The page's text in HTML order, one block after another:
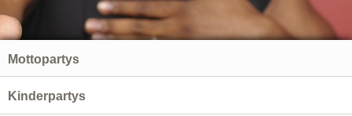
Mottopartys
Kinderpartys